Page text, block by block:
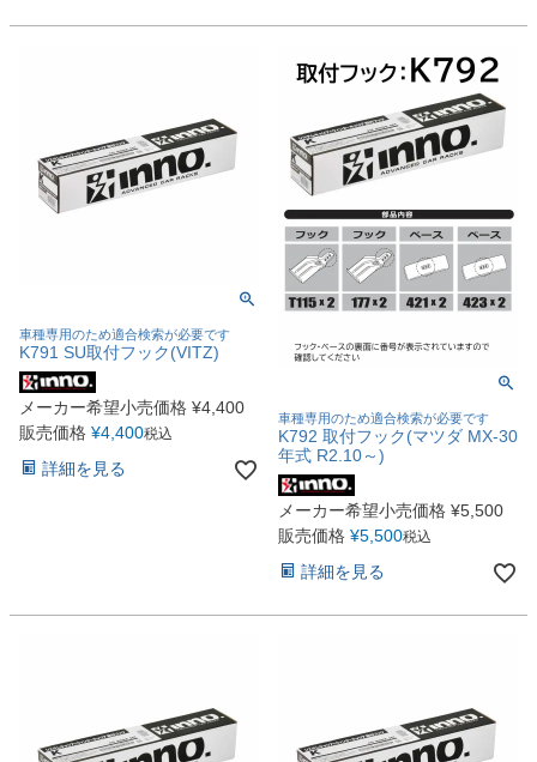
車種専用のため適合検索が必要です
K791 SU取付フック(VITZ)
メーカー希望小売価格 ¥4,400
販売価格 ¥4,400税込
詳細を見る
車種専用のため適合検索が必要です
K792 取付フック(マツダ MX-30
年式 R2.10～)
メーカー希望小売価格 ¥5,500
販売価格 ¥5,500税込
詳細を見る